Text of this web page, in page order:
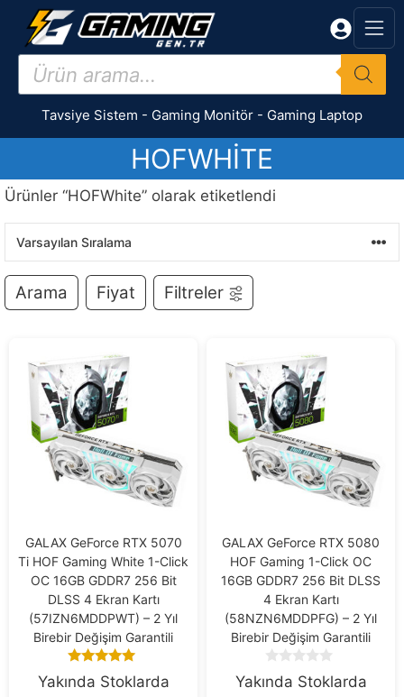
İçeriğe
Products
search
Tavsiye Sistem - Gaming Monitör - Gaming Laptop
HOFWHITE
Ürünler “HOFWhite” olarak etiketlendi
Arama Fiyat Filtreler
GALAX GeForce RTX 5070
Ti HOF Gaming White 1-Click
OC 16GB GDDR7 256 Bit
DLSS 4 Ekran Kartı
(57IZN6MDDPWT) – 2 Yıl
Birebir Değişim Garantili
5.00
out of 5
Yakında Stoklarda
GALAX GeForce RTX 5080
HOF Gaming 1-Click OC
16GB GDDR7 256 Bit DLSS
4 Ekran Kartı
(58NZN6MDDPFG) – 2 Yıl
Birebir Değişim Garantili
o
Yakında Stoklarda